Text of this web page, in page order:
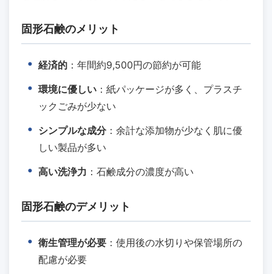
固形石鹸のメリット
経済的 ：年間約9,500円の節約が可能
環境に優しい ：紙パッケージが多く、プラスチ
ックごみが少ない
シンプルな成分：余計な添加物が少なく肌に優
しい製品が多い
高い洗浄力 ：石鹸成分の濃度が高い
固形石鹸のデメリット
衛生管理が必要 ：使用後の水切りや保管場所の
配慮が必要